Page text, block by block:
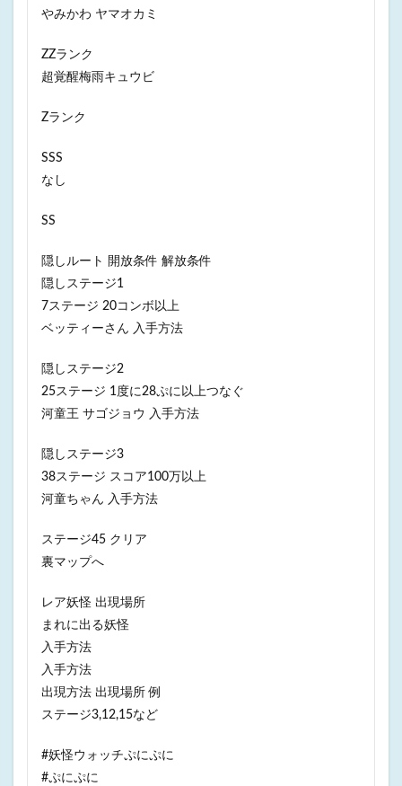
やみかわ ヤマオカミ
ZZランク
超覚醒梅雨キュウビ
Zランク
SSS
なし
SS
隠しルート 開放条件 解放条件
隠しステージ1
7ステージ 20コンボ以上
ベッティーさん 入手方法
隠しステージ2
25ステージ 1度に28ぷに以上つなぐ
河童王 サゴジョウ 入手方法
隠しステージ3
38ステージ スコア100万以上
河童ちゃん 入手方法
ステージ45 クリア
裏マップへ
レア妖怪 出現場所
まれに出る妖怪
入手方法
入手方法
出現方法 出現場所 例
ステージ3,12,15など
#妖怪ウォッチぷにぷに
#ぷにぷに